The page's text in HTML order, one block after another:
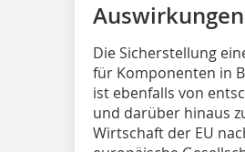
Die Sicherstellung
für Komponenten in
ist ebenfalls von
und darüber hinaus
Wirtschaft der EU